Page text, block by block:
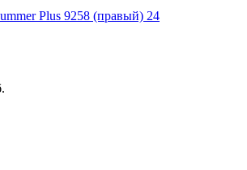
Plus 9258 (правый) 24